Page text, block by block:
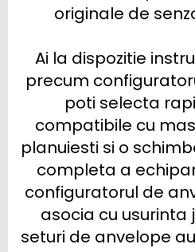
originale de
Ai la dispozitie
precum
poti selecta
compatibile cu
planuiesti si o
completa a
configuratorul de
asocia cu usurinta
seturi de anvelope